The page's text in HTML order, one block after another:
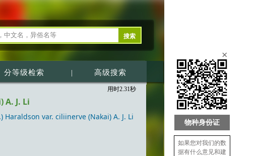
分等级检索 | 高级搜索
用时2.31秒
J. Li
var. ciliinerve (Nakai) A. J. Li
×
物种身份证
如果您对我们的数
据有什么意见和建